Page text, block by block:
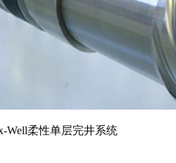
Well柔性单层完井系统